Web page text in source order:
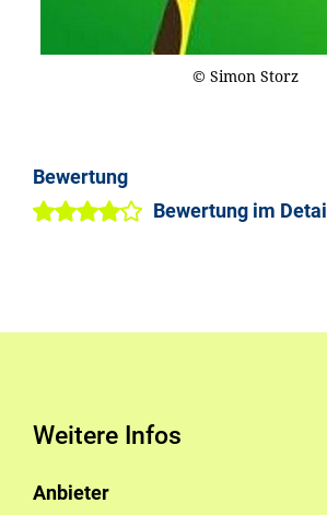
© Simon Storz
Bewertung
Bewertung im Detail
Weitere Infos
Anbieter